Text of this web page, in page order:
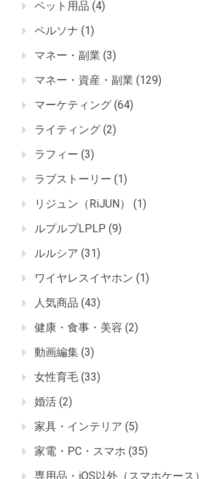
ペット用品 (4)
ペルソナ (1)
マネー・副業 (3)
マネー・資産・副業 (129)
マーケティング (64)
ライティング (2)
ラフィー (3)
ラブストーリー (1)
リジュン（RiJUN）
(1)
ルプルプLPLP (9)
ルルシア (31)
ワイヤレスイヤホン (1)
人気商品 (43)
健康・食事・美容 (2)
動画編集 (3)
女性育毛 (33)
婚活 (2)
家具・インテリア (5)
家電・PC・スマホ (35)
専用品・iOS以外（スマホケース）